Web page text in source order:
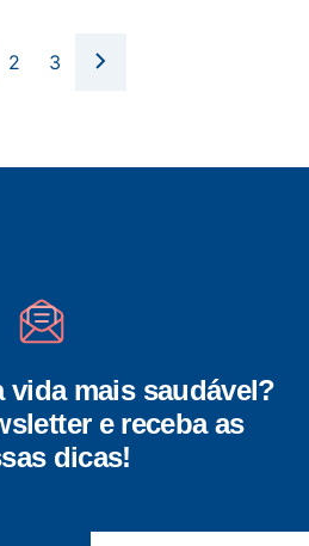
2 3
vida mais saudável?
e receba as
dicas!